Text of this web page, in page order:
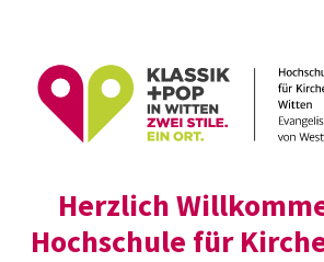
Herzlich
Hochschule für